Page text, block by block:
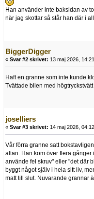
Han använder inte baksidan av
när jag skottar så står han där i
BiggerDigger
« Svar #2 skrivet: 13 maj 2026,
Haft en granne som inte kunde
Tvättade bilen med högtryckstvätt
joselliers
« Svar #3 skrivet: 14 maj 2026,
Vår förra granne satt
altan. Han kom över flera
använde fel skruv" eller "det där
byggt något själv i hela sitt liv,
matt till slut. Nuvarande grannar